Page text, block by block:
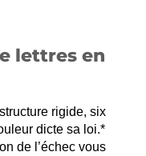
lettres en
rigide, six
dicte sa loi.*
de l’échec vous